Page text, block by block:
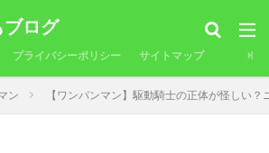
ブログ
プライバシーポリシー サイトマップ
ン 【ワンパンマン】駆動騎士の正体が怪しい